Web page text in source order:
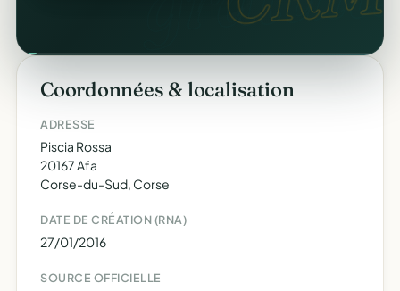
Coordonnées & localisation
ADRESSE
Piscia Rossa
20167 Afa
Corse-du-Sud, Corse
DATE DE CRÉATION (RNA)
27/01/2016
SOURCE OFFICIELLE